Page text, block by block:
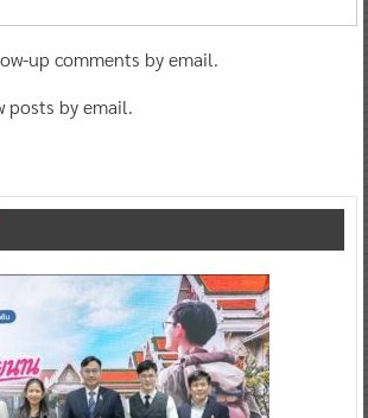
up comments by email.
posts by email.